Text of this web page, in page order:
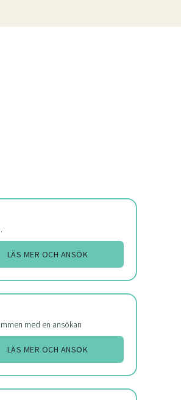
LÄS MER OCH ANSÖK
med en ansökan
LÄS MER OCH ANSÖK